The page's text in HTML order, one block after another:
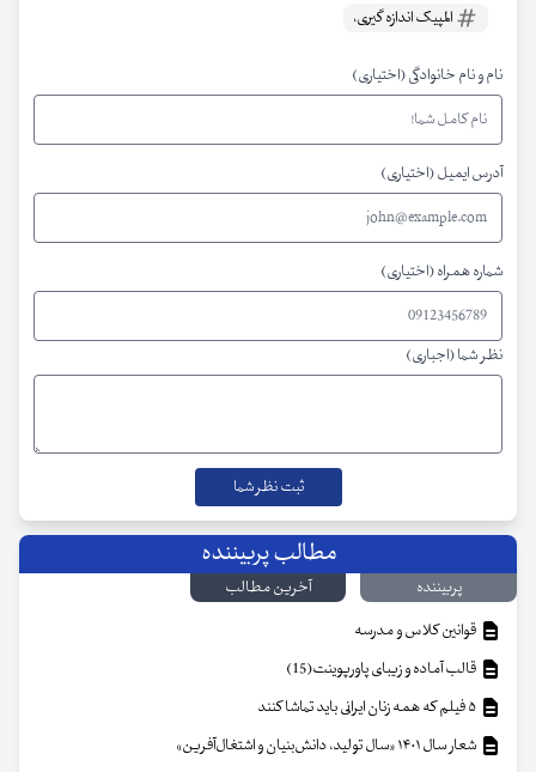
المپیک اندازه گیری،
نام و نام خانوادگی (اختیاری)
آدرس ایمیل (اختیاری)
شماره همراه (اختیاری)
نظر شما (اجباری)
مطالب پربیننده
پربیننده
آخرین مطالب
قوانین کلاس و مدرسه
قالب آماده و زیبای پاورپوینت(15)
شعار سال ۱۴۰۱ «سال تولید، دانش‌بنیان و اشتغال‌آفرین»